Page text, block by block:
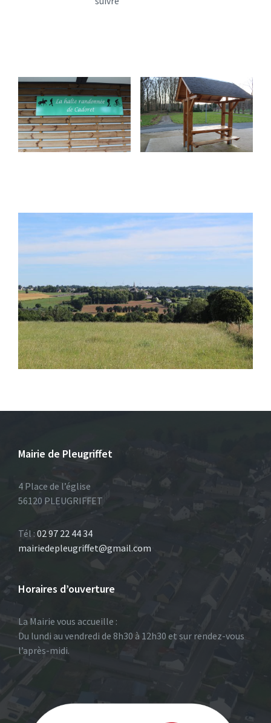
Mairie de Pleugriffet
4 Place de l’église
56120 PLEUGRIFFET
Tél : 02 97 22 44 34
mairiedepleugriffet@gmail.com
Horaires d’ouverture
La Mairie vous accueille :
Du lundi au vendredi de 8h30 à 12h30 et sur rendez-vous
l’après-midi.